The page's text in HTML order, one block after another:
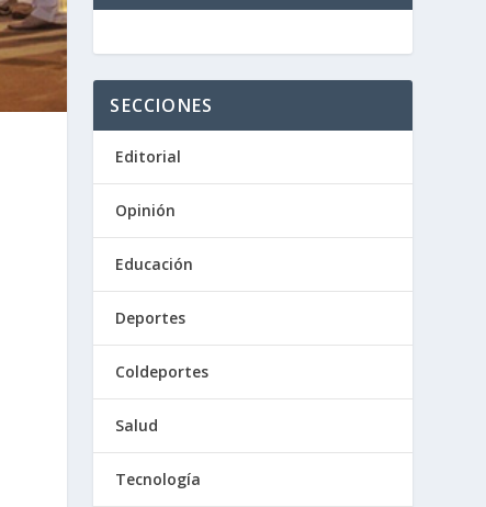
SECCIONES
Editorial
Opinión
Educación
Deportes
Coldeportes
Salud
Tecnología